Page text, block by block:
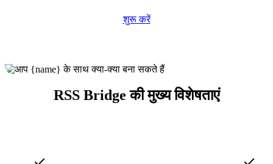
शुरू करें
RSS Bridge की मुख्य विशेषताएं